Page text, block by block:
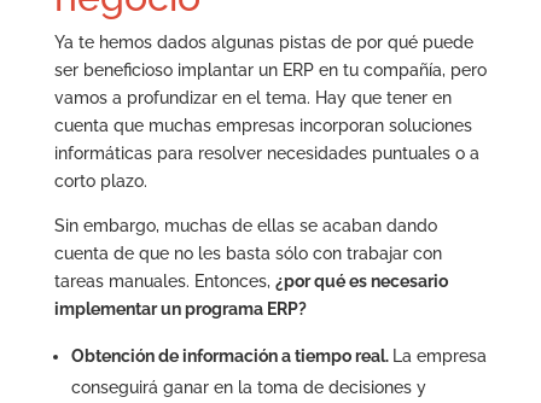
Ya te hemos dados algunas pistas de por qué puede
ser beneficioso implantar un ERP en tu compañía, pero
vamos a profundizar en el tema. Hay que tener en
cuenta que muchas empresas incorporan soluciones
informáticas para resolver necesidades puntuales o a
corto plazo.
Sin embargo, muchas de ellas se acaban dando
cuenta de que no les basta sólo con trabajar con
tareas manuales. Entonces, ¿por qué es necesario
implementar un programa ERP?
Obtención de información a tiempo real. La empresa
conseguirá ganar en la toma de decisiones y